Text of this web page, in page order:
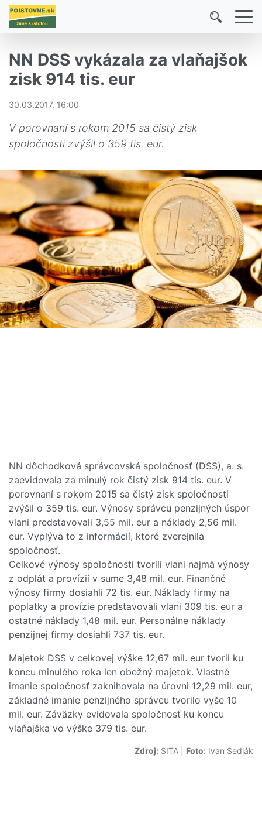
NN DSS vykázala za vlaňajšok
zisk 914 tis. eur
30.03.2017, 16:00
V porovnaní s rokom 2015 sa čistý zisk
spoločnosti zvýšil o 359 tis. eur.
NN dôchodková správcovská spoločnosť (DSS), a. s.
zaevidovala za minulý rok čistý zisk 914 tis. eur. V
porovnaní s rokom 2015 sa čistý zisk spoločnosti
zvýšil o 359 tis. eur. Výnosy správcu penzijných úspor
vlani predstavovali 3,55 mil. eur a náklady 2,56 mil.
eur. Vyplýva to z informácií, ktoré zverejnila
spoločnosť.
Celkové výnosy spoločnosti tvorili vlani najmä výnosy
z odplát a provízií v sume 3,48 mil. eur. Finančné
výnosy firmy dosiahli 72 tis. eur. Náklady firmy na
poplatky a provízie predstavovali vlani 309 tis. eur a
ostatné náklady 1,48 mil. eur. Personálne náklady
penzijnej firmy dosiahli 737 tis. eur.
Majetok DSS v celkovej výške 12,67 mil. eur tvoril ku
koncu minulého roka len obežný majetok. Vlastné
imanie spoločnosť zaknihovala na úrovni 12,29 mil. eur,
základné imanie penzijného správcu tvorilo vyše 10
mil. eur. Záväzky evidovala spoločnosť ku koncu
vlaňajška vo výške 379 tis. eur.
Zdroj: SITA Foto: Ivan Sedlák